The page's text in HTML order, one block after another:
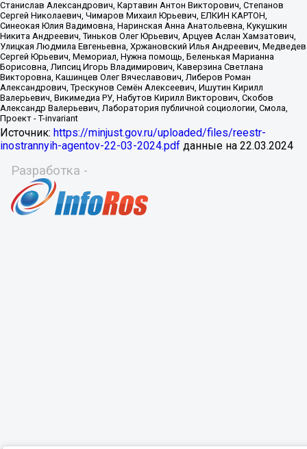
Источник: https://minjust.gov.ru/uploaded/files/reestr-
inostrannyih-agentov-22-03-2024.pdf данные на 22.03.2024
Разработка -